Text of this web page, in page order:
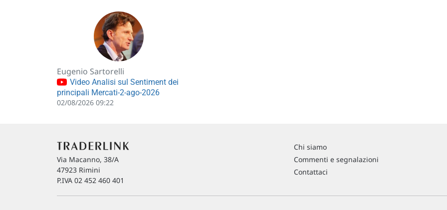
Eugenio Sartorelli
Video Analisi sul Sentiment dei
principali Mercati-2-ago-2026
02/08/2026 09:22
Via Macanno, 38/A
47923 Rimini
P.IVA 02 452 460 401
Chi siamo
Commenti e segnalazioni
Contattaci